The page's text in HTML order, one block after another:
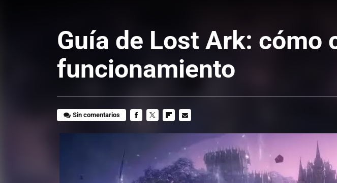
Guía de Lost Ark: cómo
funcionamiento
Sin comentarios